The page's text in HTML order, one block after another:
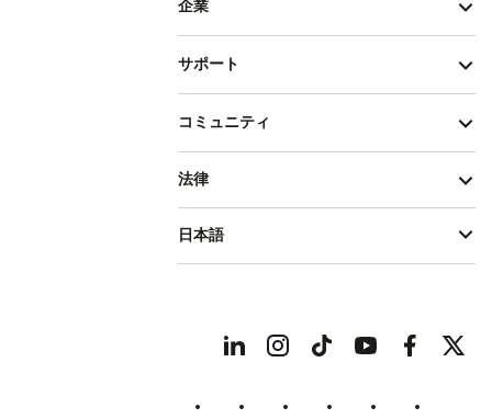
企業
サポート
コミュニティ
法律
日本語